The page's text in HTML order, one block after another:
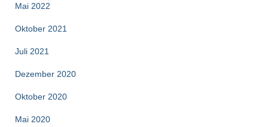
Mai 2022
Oktober 2021
Juli 2021
Dezember 2020
Oktober 2020
Mai 2020